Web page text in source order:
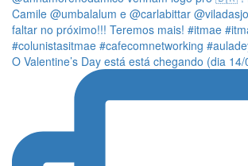
O Valentine’s Day está está chegando (dia 14/